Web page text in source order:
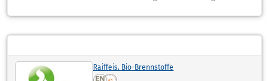
Raiffeis. Bio-Brennstoffe